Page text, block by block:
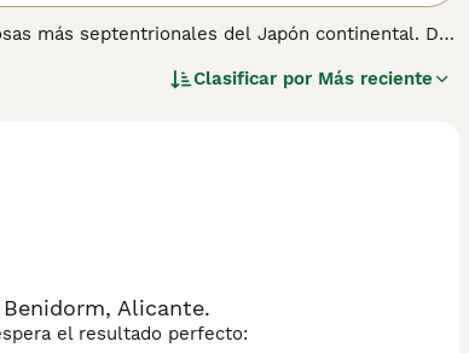
más septentrionales del Japón continental. De
Clasificar por Más reciente
Alicante.
el resultado perfecto: